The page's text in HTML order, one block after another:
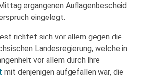
ergangenen Auflagenbescheid
eingelegt.
richtet sich vor allem gegen die
Landesregierung, welche in
vor allem durch ihre
mit denjenigen aufgefallen war, die